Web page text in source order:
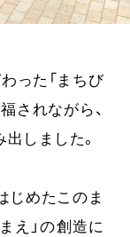
った「まちび
されながら、
しました。
じめたこのま
え」の創造に